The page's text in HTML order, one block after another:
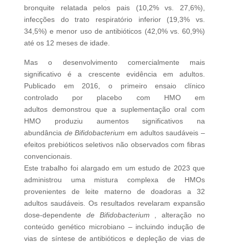
bronquite relatada pelos pais (10,2% vs. 27,6%),
infecções do trato respiratório inferior (19,3% vs.
34,5%) e menor uso de antibióticos (42,0% vs. 60,9%)
até os 12 meses de idade.
Mas o desenvolvimento comercialmente mais
significativo é a crescente evidência em adultos.
Publicado em 2016, o primeiro ensaio clínico
controlado por placebo com HMO em
adultosdemonstrou que a suplementação oral com
HMO produziu aumentos significativos na
abundância de Bifidobacterium em adultos saudáveis ​​–
efeitos prebióticos seletivos não observados com fibras
convencionais.
Este trabalho foi alargado em umestudo de 2023 que
administrou uma mistura complexa de HMOs
provenientes de leite materno de doadoras a 32
adultos saudáveis. Os resultados revelaram expansão
dose-dependente de Bifidobacterium , alteração no
conteúdo genético microbiano – incluindo indução de
vias de síntese de antibióticos e depleção de vias de